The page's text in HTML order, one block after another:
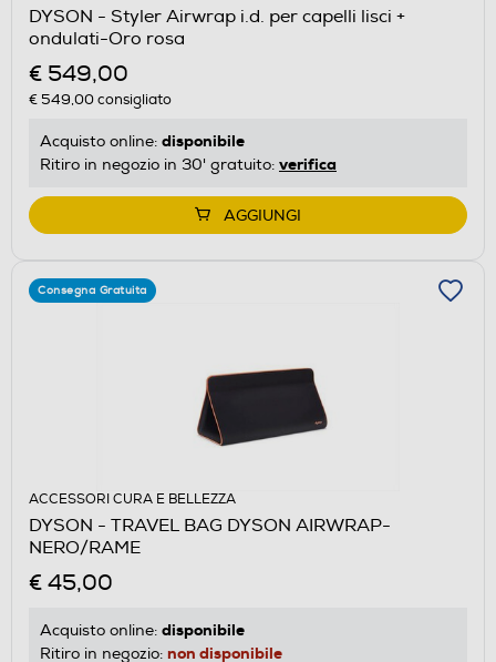
DYSON - Styler Airwrap i.d. per capelli lisci +
ondulati-Oro rosa
€ 549,00
€ 549,00consigliato
Acquisto online: disponibile
Ritiro in negozio in 30' gratuito: verifica
AGGIUNGI
Consegna Gratuita
ACCESSORI CURA E BELLEZZA
DYSON - TRAVEL BAG DYSON AIRWRAP-
NERO/RAME
€ 45,00
Acquisto online: disponibile
Ritiro in negozio: non disponibile